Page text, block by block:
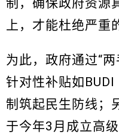
上，才能杜绝严重
为此，政府通过“
针对性补贴如
制筑起民生防线；
于今年3月成立高